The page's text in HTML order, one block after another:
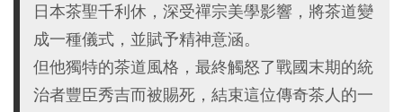
日本茶聖千利休，深受禪宗美學影響，將茶道變
成一種儀式，並賦予精神意涵。
但他獨特的茶道風格，最終觸怒了戰國末期的統
治者豐臣秀吉而被賜死，結束這位傳奇茶人的一